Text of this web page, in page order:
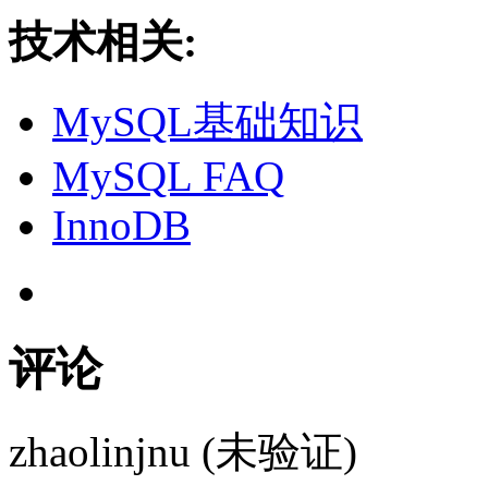
技术相关:
MySQL基础知识
MySQL FAQ
InnoDB
评论
zhaolinjnu (未验证)